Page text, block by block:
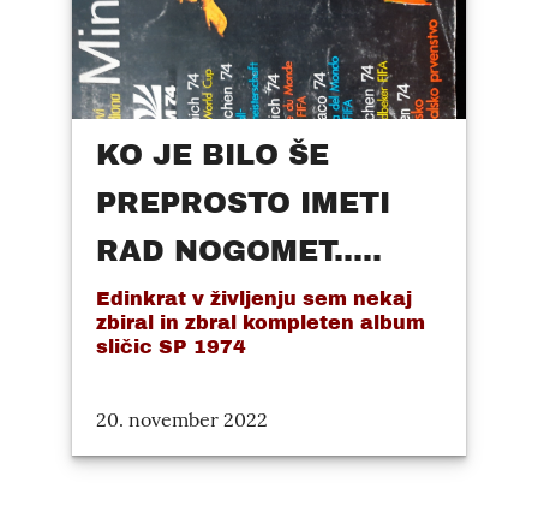
KO JE BILO ŠE
PREPROSTO IMETI
RAD NOGOMET.....
Edinkrat v življenju sem nekaj
zbiral in zbral kompleten album
sličic SP 1974
20. november 2022